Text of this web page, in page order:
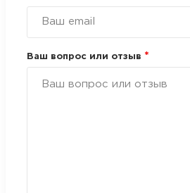
Ваш вопрос или отзыв *